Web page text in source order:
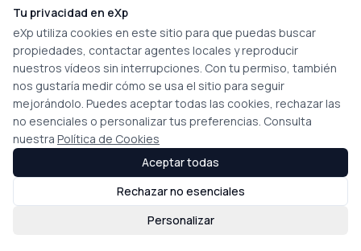
Tu privacidad en eXp
eXp utiliza cookies en este sitio para que puedas buscar
propiedades, contactar agentes locales y reproducir
nuestros vídeos sin interrupciones. Con tu permiso, también
nos gustaría medir cómo se usa el sitio para seguir
mejorándolo. Puedes aceptar todas las cookies, rechazar las
no esenciales o personalizar tus preferencias. Consulta
nuestra Política de Cookies
Personalizar
Rechazar no esenciales
Aceptar todas